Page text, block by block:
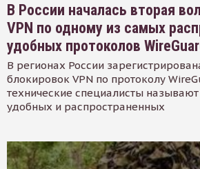
В России началась вторая
VPN по одному из самых
удобных протоколов
В регионах России
блокировок VPN по протоколу
технические специалисты
удобных и распространенных